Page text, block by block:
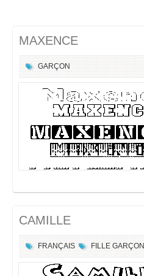
MAXENCE
GARÇON
CAMILLE
FRANÇAIS FILLE GARÇON